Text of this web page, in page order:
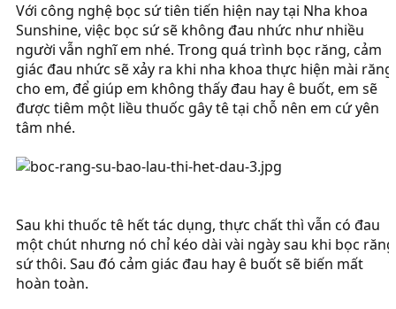
Với công nghệ bọc sứ tiên tiến hiện nay tại Nha khoa
Sunshine, việc bọc sứ sẽ không đau nhức như nhiều
người vẫn nghĩ em nhé. Trong quá trình bọc răng, cảm
giác đau nhức sẽ xảy ra khi nha khoa thực hiện mài răng
cho em, để giúp em không thấy đau hay ê buốt, em sẽ
được tiêm một liều thuốc gây tê tại chỗ nên em cứ yên
tâm nhé.
Sau khi thuốc tê hết tác dụng, thực chất thì vẫn có đau
một chút nhưng nó chỉ kéo dài vài ngày sau khi bọc răng
sứ thôi. Sau đó cảm giác đau hay ê buốt sẽ biến mất
hoàn toàn.